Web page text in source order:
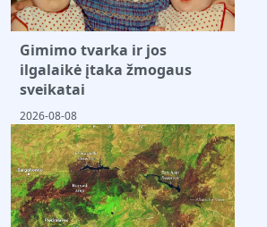
Gimimo tvarka ir jos
ilgalaikė įtaka žmogaus
sveikatai
2026-08-08